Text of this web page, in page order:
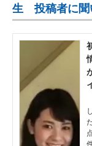
生 投稿者に聞